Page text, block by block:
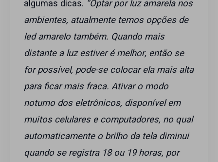
algumas dicas. “Optar por luz amarela nos
ambientes, atualmente temos opções de
led amarelo também. Quando mais
distante a luz estiver é melhor, então se
for possível, pode-se colocar ela mais alta
para ficar mais fraca. Ativar o modo
noturno dos eletrônicos, disponível em
muitos celulares e computadores, no qual
automaticamente o brilho da tela diminui
quando se registra 18 ou 19 horas, por